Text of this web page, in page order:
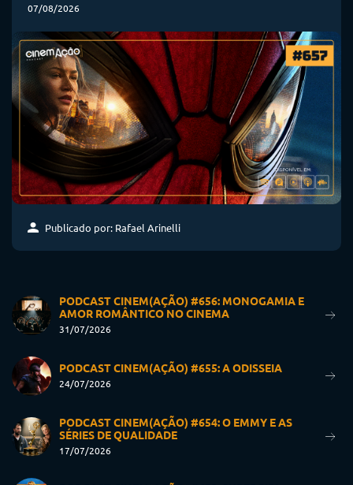
07/08/2026
Publicado por: Rafael Arinelli
PODCAST CINEM(AÇÃO) #656: MONOGAMIA E
AMOR ROMÂNTICO NO CINEMA
31/07/2026
PODCAST CINEM(AÇÃO) #655: A ODISSEIA
24/07/2026
PODCAST CINEM(AÇÃO) #654: O EMMY E AS
SÉRIES DE QUALIDADE
17/07/2026